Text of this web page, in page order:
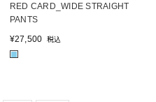
RED CARD_WIDE STRAIGHT
PANTS
¥27,500 税込
■